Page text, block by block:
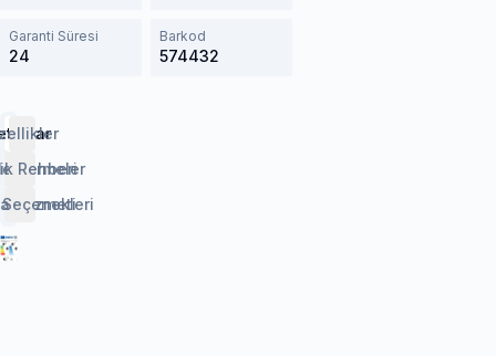
Garanti Süresi
24
Barkod
574432
Rehberi
Hizmeti